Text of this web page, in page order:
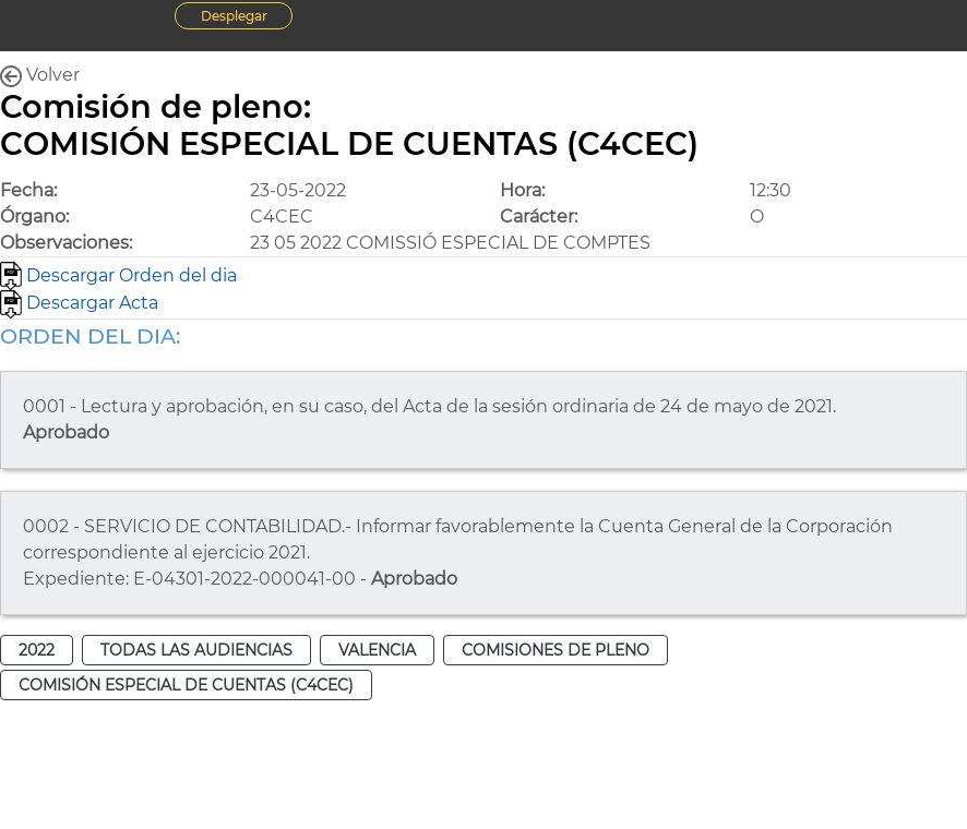
Desplegar
Volver
Comisión de pleno:
COMISIÓN ESPECIAL DE CUENTAS (C4CEC)
Fecha: 23-05-2022 Hora:
12:30
Órgano:
C4CEC Carácter:
O
Observaciones:
23 05 2022 COMISSIÓ ESPECIAL DE COMPTES
Descargar Orden del dia
Descargar Acta
ORDEN DEL DIA:
0001 - Lectura y aprobación, en su caso, del Acta de la sesión ordinaria de 24 de mayo de 2021.
Aprobado
0002 - SERVICIO DE CONTABILIDAD.- Informar favorablemente la Cuenta General de la Corporación
correspondiente al ejercicio 2021.
Expediente: E-04301-2022-000041-00 - Aprobado
2022 TODAS LAS AUDIENCIAS VALENCIA
COMISIONES DE PLENO
COMISIÓN ESPECIAL DE CUENTAS (C4CEC)